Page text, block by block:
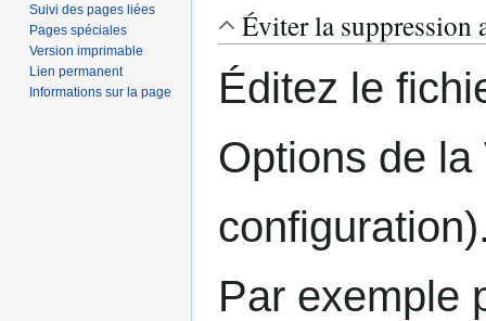
Éviter la suppression
Éditez le
Options de
Par exemple
Suivi des pages liées
Pages spéciales
Version imprimable
Lien permanent
Informations sur la page